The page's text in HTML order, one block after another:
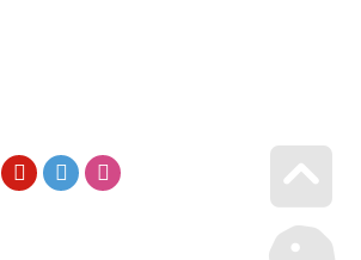
FacebookYoutubeTwitter
Go